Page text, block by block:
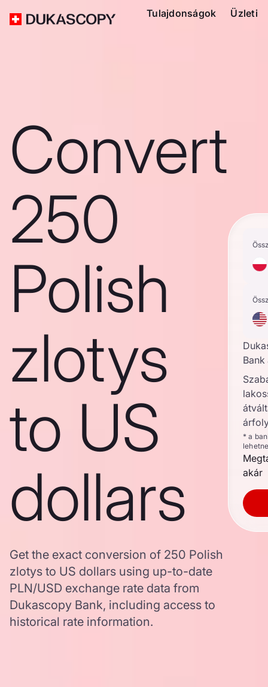
Tulajdonságok Üzleti
Convert
250
Polish
zlotys
to US
dollars
Get the exact conversion of 250 Polish
zlotys to US dollars using up-to-date
PLN/USD exchange rate data from
Dukascopy Bank, including access to
historical rate information.
* a
akár